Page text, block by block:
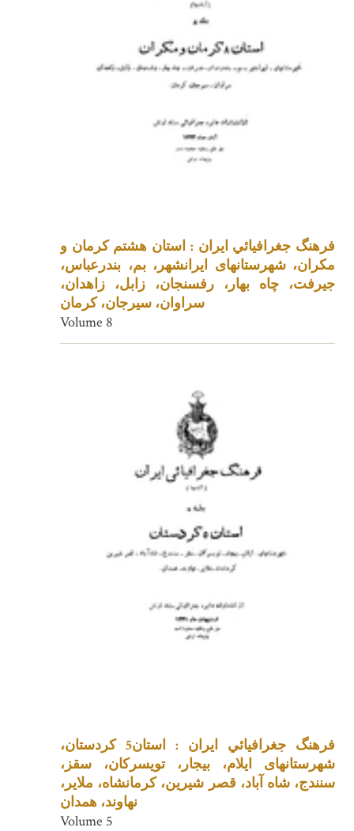
فرهنگ جغرافيائي ايران : استان هشتم کرمان و
مکران، شهرستانهای ایرانشهر، بم، بندرعباس،
جیرفت، چاه بهار، رفسنجان، زابل، زاهدان،
سراوان، سیرجان، کرمان
Volume 8
فرهنگ جغرافيائي ايران : استان5 کردستان،
شهرستانهای ایلام، بیجار، تویسرکان، سقز،
سنندج، شاه آباد، قصر شیرین، کرمانشاه، ملایر،
نهاوند، همدان
Volume 5